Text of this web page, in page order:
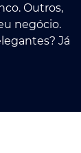
Outros,
negócio.
Já